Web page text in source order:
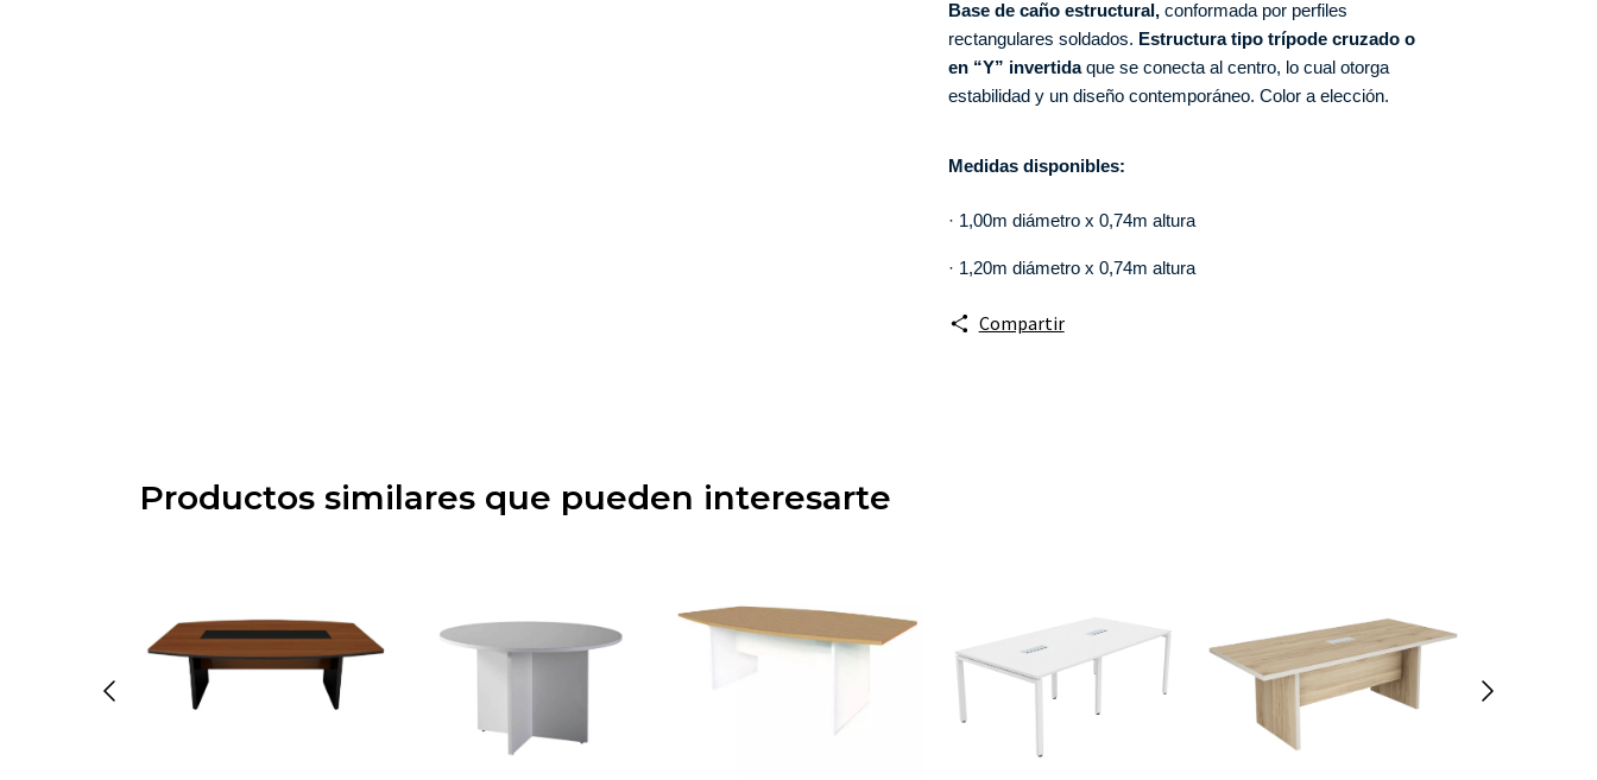
Base de caño estructural, conformada por perfiles
rectangulares soldados. Estructura tipo trípode cruzado o
en “Y” invertida que se conecta al centro, lo cual otorga
estabilidad y un diseño contemporáneo. Color a elección.
Medidas disponibles:
· 1,00m diámetro x 0,74m altura
· 1,20m diámetro x 0,74m altura
Compartir
Productos similares que pueden interesarte